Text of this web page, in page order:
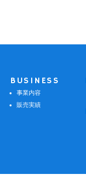
BUSINESS
事業内容
販売実績